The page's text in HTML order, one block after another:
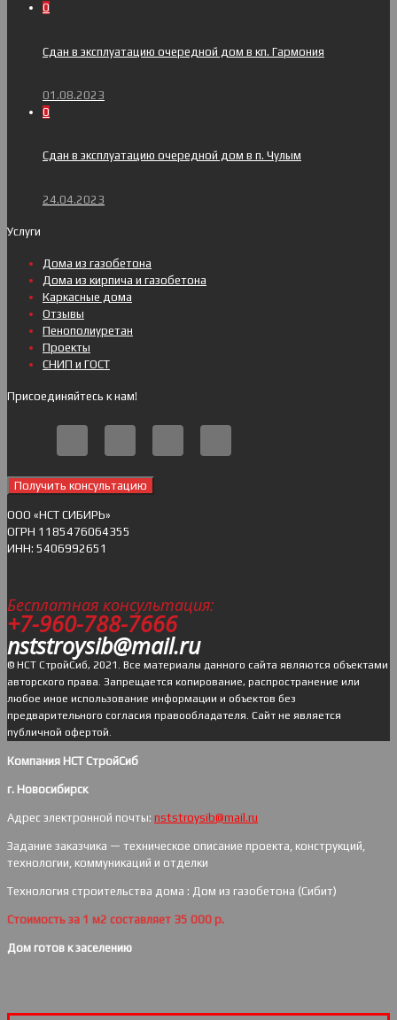
0
Сдан в эксплуатацию очередной дом в кп. Гармония
01.08.2023
0
Сдан в эксплуатацию очередной дом в п. Чулым
24.04.2023
Услуги
Дома из газобетона
Дома из кирпича и газобетона
Каркасные дома
Отзывы
Пенополиуретан
Проекты
СНИП и ГОСТ
Присоединяйтесь к нам!
Получить консультацию
ОOO «НСТ СИБИРЬ»
ОГРН 1185476064355
ИНН: 5406992651
Бесплатная консультация:
+7-960-788-7666
nststroysib@mail.ru
© НСТ СтройСиб, 2021. Все материалы данного сайта являются объектами
авторского права. Запрещается копирование, распространение или
любое иное использование информации и объектов без
предварительного согласия правообладателя. Cайт не является
публичной офертой.
Компания НСТ СтройСиб
г. Новосибирск
Адрес электронной почты: nststroysib@mail.ru
Задание заказчика — техническое описание проекта, конструкций,
технологии, коммуникаций и отделки
Технология строительства дома : Дом из газобетона (Сибит)
Стоимость за 1 м2 составляет 35 000 р.
Дом готов к заселению